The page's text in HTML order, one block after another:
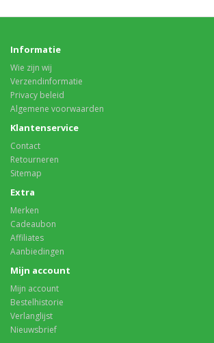
Informatie
Wie zijn wij
Verzendinformatie
Privacy beleid
Algemene voorwaarden
Klantenservice
Contact
Retourneren
Sitemap
Extra
Merken
Cadeaubon
Affiliates
Aanbiedingen
Mijn account
Mijn account
Bestelhistorie
Verlanglijst
Nieuwsbrief